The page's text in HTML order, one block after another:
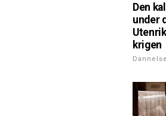
Den
under
krigen
Dannelse